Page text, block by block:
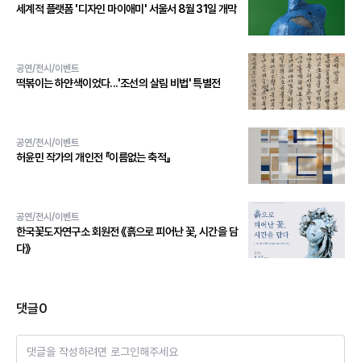
세계적 플랫폼 '디자인 마이애미' 서울서 8월 31일 개막
공연/전시/이벤트
떡볶이는 하얀색이었다...'조선의 살림 비법' 특별전
공연/전시/이벤트
허윤민 작가의 개인전 『이름없는 축적』
공연/전시/이벤트
한국꽃도자연구소 회원전 《흙으로 피어난 꽃, 시간을 담
다》
댓글0
댓글을 작성하려면 로그인해주세요